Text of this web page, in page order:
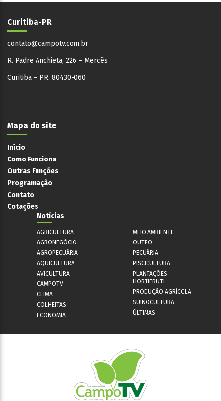
Curitiba-PR
contato@campotv.com.br
R. Padre Anchieta, 226 – Mercês
Curitiba – PR, 80430-060
Mapa do site
Início
Como Funciona
Outras Funções
Programação
Contato
Cotações
Notícias
AGRICULTURA
AGRONEGÓCIO
AGROPECUÁRIA
AQUICULTURA
AVICULTURA
CAMPOTV
CLIMA
COLHEITAS
ECONOMIA
MEIO AMBIENTE
OUTRO
PECUÁRIA
PISCICULTURA
PLANTAÇÕES
HORTIFRUTI
PRODUÇÃO AGRÍCOLA
SUINOCULTURA
ÚLTIMAS